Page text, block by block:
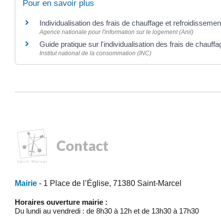
Pour en savoir plus
Individualisation des frais de chauffage et
Agence nationale pour l'information sur le logement (Anil)
Guide pratique sur l'individualisation des frais de
Institut national de la consommation (INC)
Contact
Mairie - 1 Place de l’Église, 71380 Saint-Marcel
Horaires ouverture mairie :
Du lundi au vendredi : de 8h30 à 12h et de 13h30 à 17h30